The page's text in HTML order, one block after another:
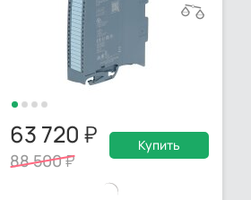
63 720
88 500
Купить